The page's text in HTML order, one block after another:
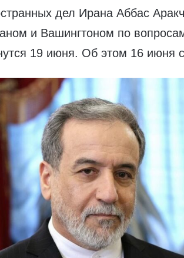
дел Ирана Аббас
и Вашингтоном по
19 июня. Об этом 16 июня